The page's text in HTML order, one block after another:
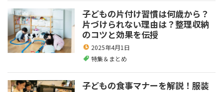
子どもの片付け習慣は何歳から？
片づけられない理由は？整理収納
のコツと効果を伝授
2025年4月1日
特集＆まとめ
子どもの食事マナーを解説！服装